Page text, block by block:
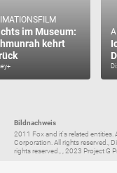
im Museum:
kehrt
Bildnachweis
2011 Fox and it's related entities.
Corporation. All rights reserved.,
rights reserved., , 2023 Project G